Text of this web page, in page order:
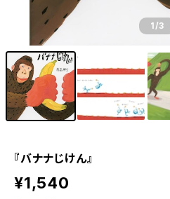
1/3
『バナナじけん』
¥1,540